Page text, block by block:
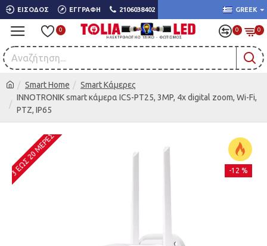
ΕΊΣΟΔΟΣ ΕΓΓΡΑΦΉ 2106038402 GREEK
0 0 0
Smart Home
Smart Κάμερες
INNOTRONIK smart κάμερα ICS-PT25, 3MP, 4x digital zoom, Wi-Fi,
PTZ, IP65
-12 %
3 ΈΩΣ 20 ΜΈΡΕΣ